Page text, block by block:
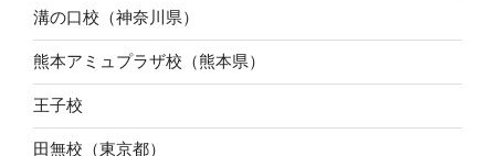
溝の口校（神奈川県）
熊本アミュプラザ校（熊本県）
王子校
田無校（東京都）